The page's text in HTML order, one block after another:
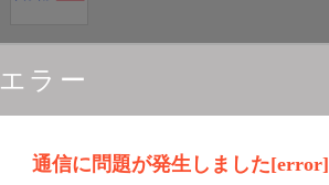
エラー
通信に問題が発生しました[error]